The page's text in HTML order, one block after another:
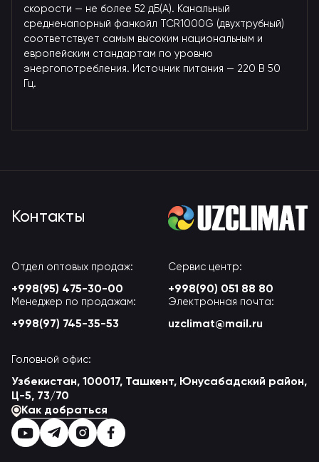
скорости — не более 52 дБ(А). Канальный
средненапорный фанкойл TCR1000G (двухтрубный)
соответствует самым высоким национальным и
европейским стандартам по уровню
энергопотребления. Источник питания — 220 В 50
Гц.
Контакты
Отдел оптовых продаж:
+998(95) 475-30-00
Сервис центр:
+998(90) 051 88 80
Менеджер по продажам:
+998(97) 745-35-53
Электронная почта:
uzclimat@mail.ru
Головной офис:
Узбекистан, 100017, Ташкент, Юнусабадский район,
Ц-5, 73/70
Как добраться